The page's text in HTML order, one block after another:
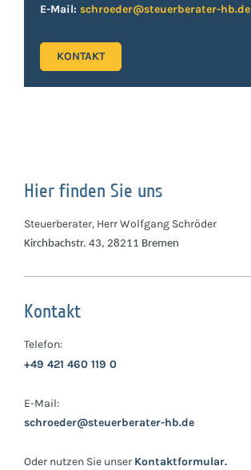
E-Mail: schroeder@steuerberater-hb.de
KONTAKT
Hier finden Sie uns
Steuerberater, Herr Wolfgang Schröder
Kirchbachstr. 43, 28211 Bremen
Kontakt
Telefon:
+49 421 460 119 0
E-Mail:
schroeder@steuerberater-hb.de
Oder nutzen Sie unser Kontaktformular.